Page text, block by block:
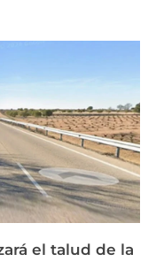
el talud de la